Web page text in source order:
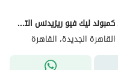
شقة فاخرة للإيجار بإطلالة على البحيرة في كمبوند ليك فيو ريزيدنس التجمع الخامس
الجديدة، القاهرة